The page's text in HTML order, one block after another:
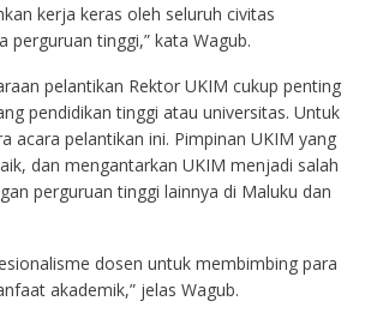
kerja keras oleh seluruh civitas
perguruan tinggi,” kata Wagub.
pelantikan Rektor UKIM cukup penting
pendidikan tinggi atau universitas. Untuk
acara pelantikan ini. Pimpinan UKIM yang
dan mengantarkan UKIM menjadi salah
perguruan tinggi lainnya di Maluku dan
dosen untuk membimbing para
akademik,” jelas Wagub.